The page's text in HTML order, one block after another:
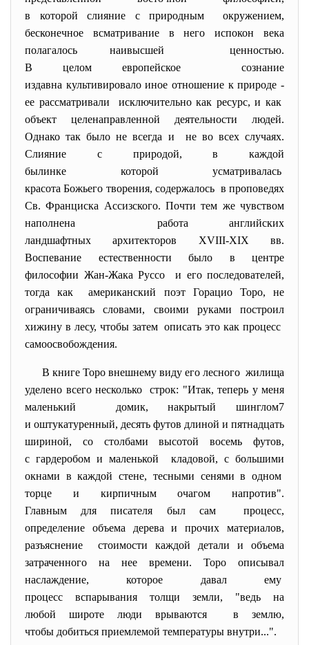
в которой слияние с природным окружением,
бесконечное всматривание в него испокон века
полагалось наивысшей ценностью.
В целом европейское сознание
издавна культивировало иное отношение к природе -
ее рассматривали исключительно как ресурс, и как
объект целенаправленной деятельности людей.
Однако так было не всегда и не во всех случаях.
Слияние с природой, в каждой
былинке которой усматривалась
красота Божьего творения, содержалось в проповедях
Св. Франциска Ассизского. Почти тем же чувством
наполнена работа английских
ландшафтных архитекторов XVIII-XIX вв.
Воспевание естественности было в центре
философии Жан-Жака Руссо и его последователей,
тогда как американский поэт Горацио Торо, не
ограничиваясь словами, своими руками построил
хижину в лесу, чтобы затем описать это как процесс
самоосвобождения.
В книге Торо внешнему виду его лесного жилища
уделено всего несколько строк: "Итак, теперь у меня
маленький домик, накрытый шинглом7
и оштукатуренный, десять футов длиной и пятнадцать
шириной, со столбами высотой восемь футов,
с гардеробом и маленькой кладовой, с большими
окнами в каждой стене, тесными сенями в одном
торце и кирпичным очагом напротив".
Главным для писателя был сам процесс,
определение объема дерева и прочих материалов,
разъяснение стоимости каждой детали и объема
затраченного на нее времени. Торо описывал
наслаждение, которое давал ему
процесс вспарывания толщи земли, "ведь на
любой широте люди врываются в землю,
чтобы добиться приемлемой температуры внутри...".